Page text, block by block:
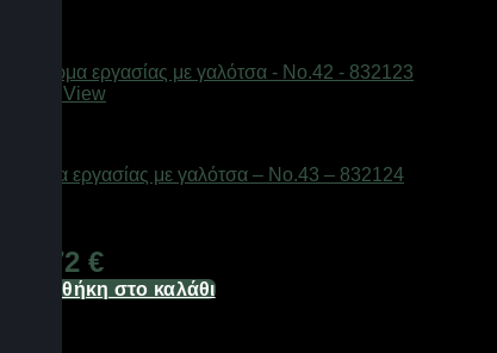
Quick View
Φόρμα εργασίας με γαλότσα – No.43 – 832124
34,72 €
Προσθήκη στο καλάθι